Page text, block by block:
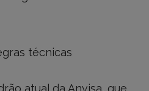
técnicas